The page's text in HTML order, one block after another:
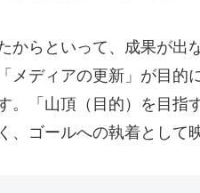
らといって、成果が出
メディアの更新」が目的
「山頂（目的）を目指
ゴールへの執着として